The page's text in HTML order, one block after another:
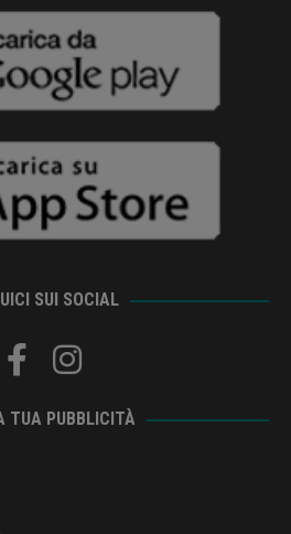
SUI SOCIAL
TUA PUBBLICITÀ